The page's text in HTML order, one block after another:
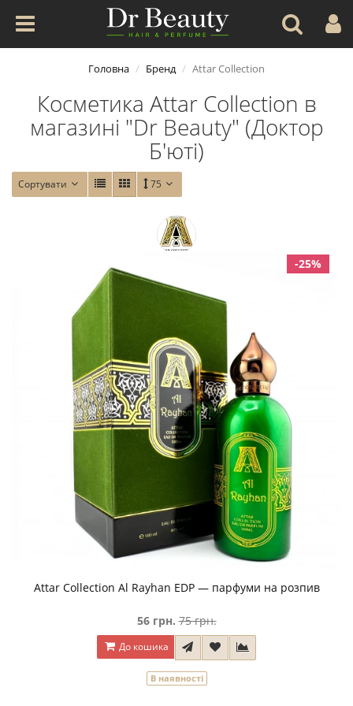
Головна Бренд Attar Collection
Косметика Attar Collection в
магазині "Dr Beauty" (Доктор
Б'юті)
Сортувати 75
-25%
Attar Collection Al Rayhan EDP — парфуми на розпив
56 грн. 75 грн.
До кошика
В наявності